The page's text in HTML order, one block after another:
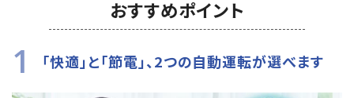
おすすめポイント
1 「快適」と「節電」、2つの自動運転が選べます